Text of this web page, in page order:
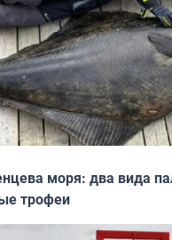
моря: два вида
трофеи